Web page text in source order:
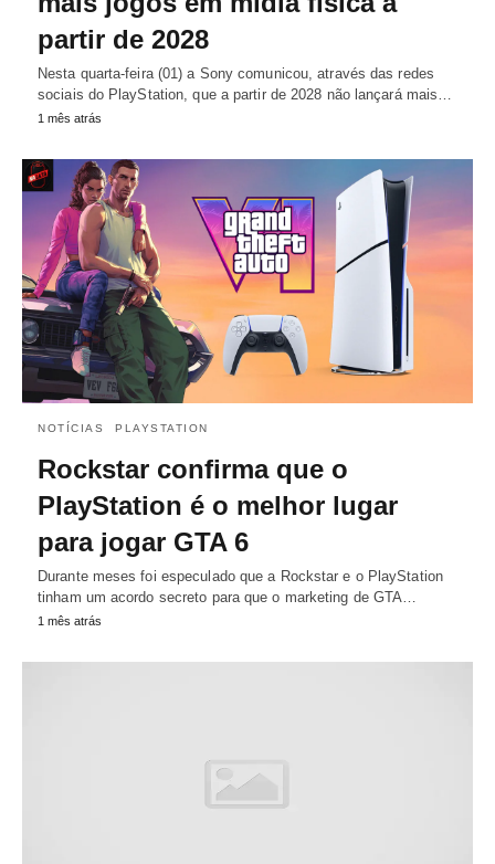
partir de 2028
Nesta quarta-feira (01) a Sony comunicou, através das redes
sociais do PlayStation, que a partir de 2028 não lançará mais…
1 mês atrás
NOTÍCIAS PLAYSTATION
Rockstar confirma que o
PlayStation é o melhor lugar
para jogar GTA 6
Durante meses foi especulado que a Rockstar e o PlayStation
tinham um acordo secreto para que o marketing de GTA…
1 mês atrás